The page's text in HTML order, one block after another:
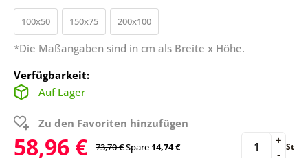
100x50 150x75 200x100
*Die Maßangaben sind in cm als Breite x Höhe.
Verfügbarkeit:
Auf Lager
Zu den Favoriten hinzufügen
58,96 € 73,70 €Spare14,74 € -
+ St